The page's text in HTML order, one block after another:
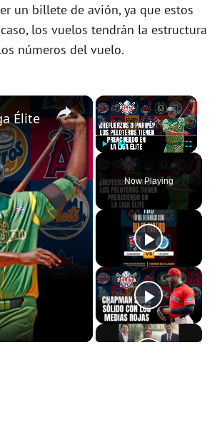
un billete de avión, ya que estos
los vuelos tendrán la estructura
números del vuelo.
×
Unmute Fullscreen
Now Playing
×
Élite